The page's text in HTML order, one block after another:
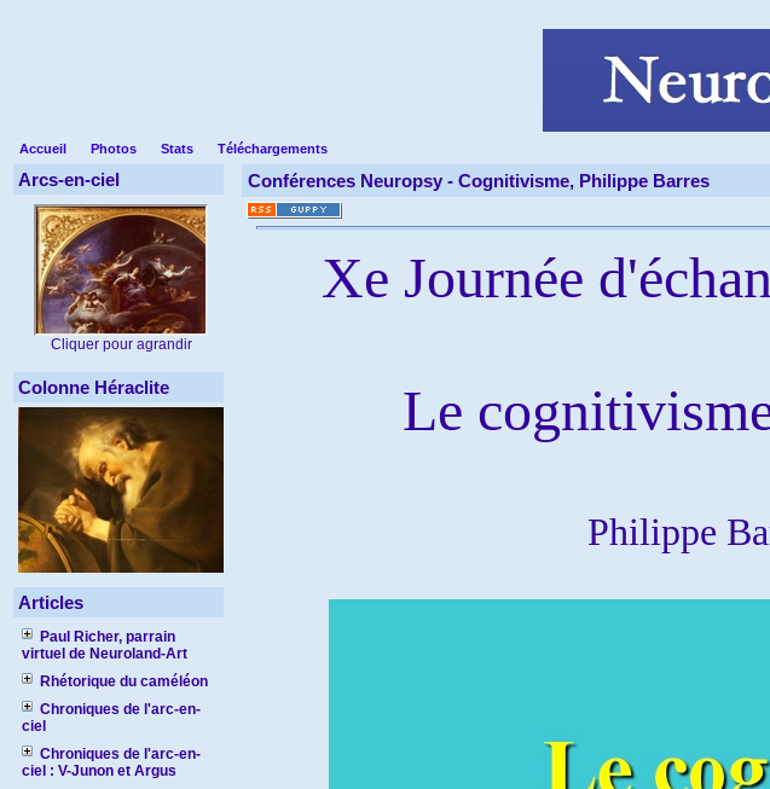
Accueil Photos Stats Téléchargements
Arcs-en-ciel
Cliquer pour agrandir
Colonne Héraclite
Articles
Paul Richer, parrain
virtuel de Neuroland-Art
Rhétorique du caméléon
Chroniques de l'arc-en-
ciel
Chroniques de l'arc-en-
ciel : V-Junon et Argus
Conférences Neuropsy - Cognitivisme, Philippe Barres
Xe Journée
Le
Philippe